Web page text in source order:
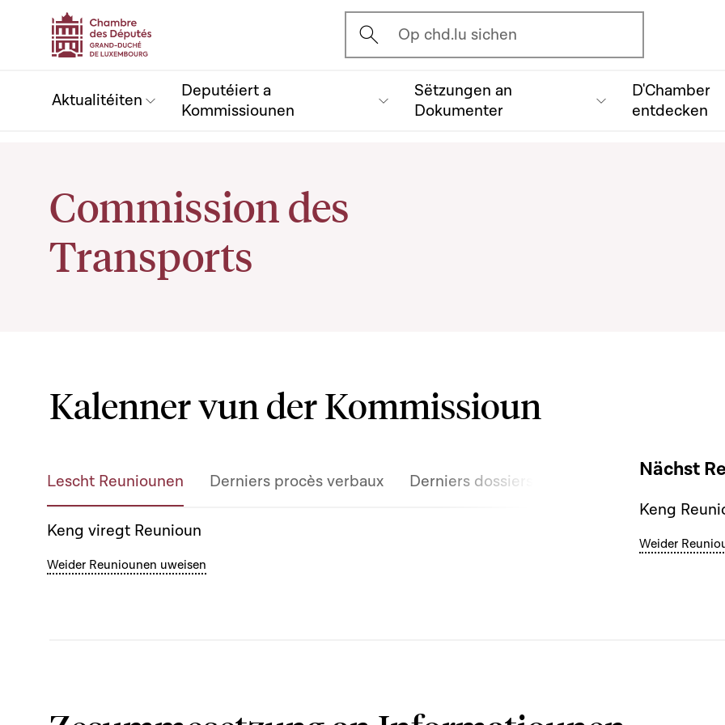
Ouvrir l'écran de recherche
Op chd.lu sichen
Aktualitéiten
Deputéiert a
Kommissiounen
Sëtzungen an
Dokumenter
D'Chamber
entdecken
Commission des
Transports
Kalenner vun der Kommissioun
Lescht Reuniounen Derniers procès verbaux Derniers dossiers discutés
Keng viregt Reunioun
Weider Reuniounen uweisen
Nächst
Keng
Weider